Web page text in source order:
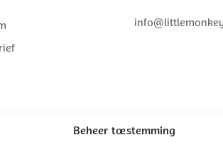
Beheer toestemming